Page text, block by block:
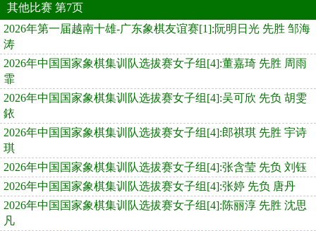
其他比赛 第7页
2026年第一届越南十雄-广东象棋友谊赛[1]:阮明日光 先胜 邹海
涛
2026年中国国家象棋集训队选拔赛女子组[4]:董嘉琦 先胜 周雨
霏
2026年中国国家象棋集训队选拔赛女子组[4]:吴可欣 先负 胡雯
銥
2026年中国国家象棋集训队选拔赛女子组[4]:郎祺琪 先胜 宇诗
琪
2026年中国国家象棋集训队选拔赛女子组[4]:张含莹 先负 刘钰
2026年中国国家象棋集训队选拔赛女子组[4]:张婷 先负 唐丹
2026年中国国家象棋集训队选拔赛女子组[4]:陈丽淳 先胜 沈思
凡